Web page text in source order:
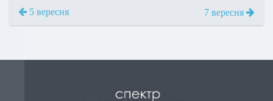
5 вересня 7 вересня